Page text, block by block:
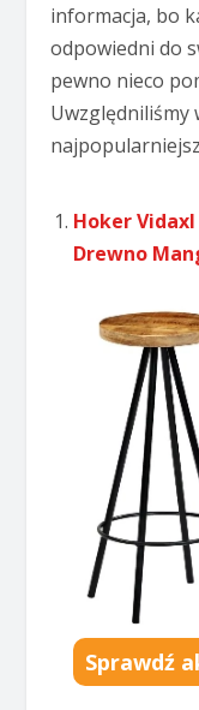
informacja, bo
odpowiedni do
pewno nieco
Uwzględniliśmy
Hoker
Drewno
Sprawdź